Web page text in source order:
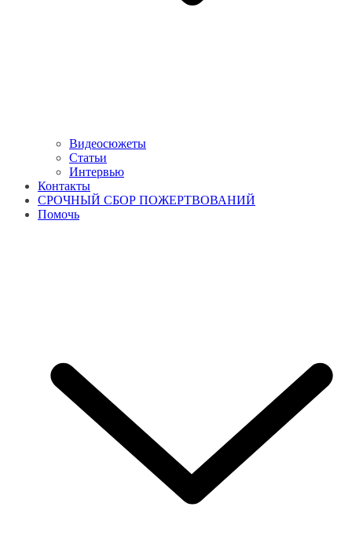
Видеосюжеты
Статьи
Интервью
Контакты
СРОЧНЫЙ СБОР ПОЖЕРТВОВАНИЙ
Помочь